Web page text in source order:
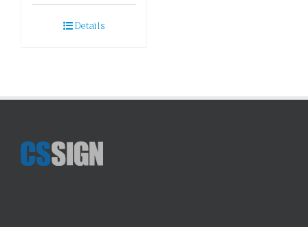
Details